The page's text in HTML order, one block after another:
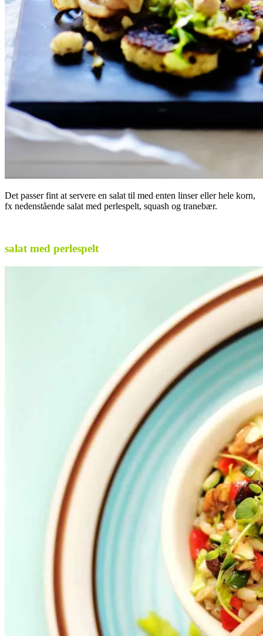
Det passer fint at servere en salat til med enten linser eller hele korn,
fx nedenstående salat med perlespelt, squash og tranebær.
salat med perlespelt